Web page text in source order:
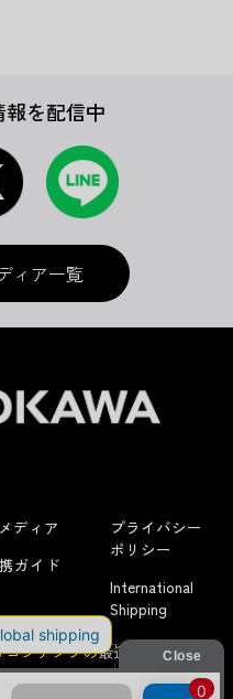
よくあるお問い合わせ
を配信中
ィア一覧
ディア
ガイド
に
プライバシー
ポリシー
International
Shipping
お問い合わせ/
リクエスト
ンテンツの最適な提供、ト
を使用しています。